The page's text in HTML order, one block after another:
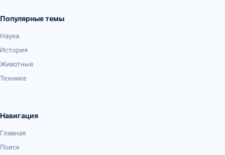
Популярные темы
Наука
История
Животные
Техника
Навигация
Главная
Поиск